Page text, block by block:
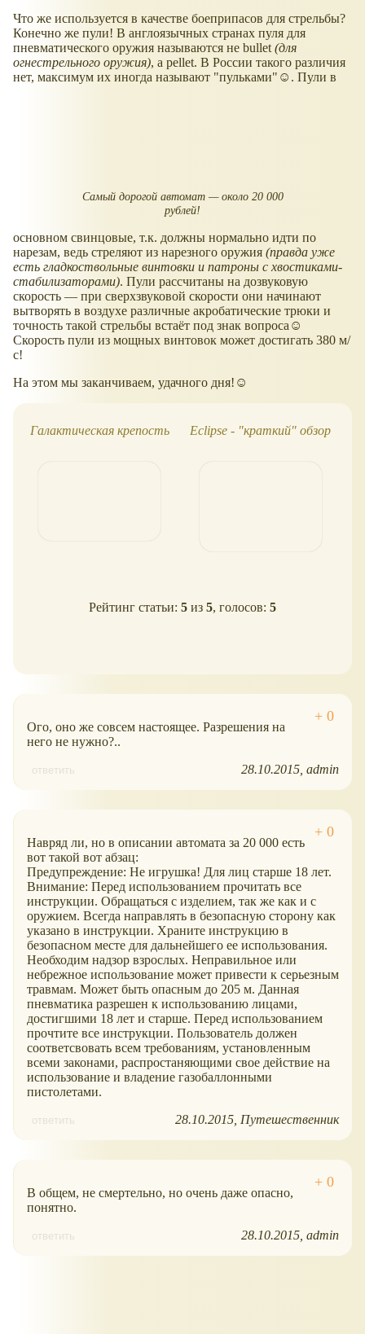
Что же используется в качестве боеприпасов для стрельбы?
Конечно же пули! В англоязычных странах пуля для
пневматического оружия называются не bullet (для
огнестрельного оружия), а pellet. В России такого различия
нет, максимум их иногда называют "пульками"☺. Пули в
Самый дорогой автомат — около 20 000
рублей!
основном свинцовые, т.к. должны нормально идти по
нарезам, ведь стреляют из нарезного оружия (правда уже
есть гладкоствольные винтовки и патроны с хвостиками-
стабилизаторами). Пули рассчитаны на дозвуковую
скорость — при сверхзвуковой скорости они начинают
вытворять в воздухе различные акробатические трюки и
точность такой стрельбы встаёт под знак вопроса☺
Скорость пули из мощных винтовок может достигать 380 м/
с!
На этом мы заканчиваем, удачного дня!☺
Галактическая крепость Eclipse - "краткий" обзор
Рейтинг статьи: 5 из 5, голосов: 5
Ого, оно же совсем настоящее. Разрешения на
него не нужно?..
ответить 28.10.2015 admin
Навряд ли, но в описании автомата за 20 000 есть
вот такой вот абзац:
Предупреждение: Не игрушка! Для лиц старше 18 лет.
Внимание: Перед использованием прочитать все
инструкции. Обращаться с изделием, так же как и с
оружием. Всегда направлять в безопасную сторону как
указано в инструкции. Храните инструкцию в
безопасном месте для дальнейшего ее использования.
Необходим надзор взрослых. Неправильное или
небрежное использование может привести к серьезным
травмам. Может быть опасным до 205 м. Данная
пневматика разрешен к использованию лицами,
достигшими 18 лет и старше. Перед использованием
прочтите все инструкции. Пользователь должен
соответсвовать всем требованиям, установленным
всеми законами, распростаняющими свое действие на
использование и владение газобаллонными
пистолетами.
ответить 28.10.2015 Путешественник
В общем, не смертельно, но очень даже опасно,
понятно.
ответить 28.10.2015 admin